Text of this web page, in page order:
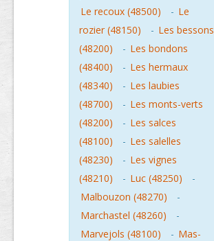
Le recoux (48500)
- Le
rozier (48150)
- Les bessons
(48200)
- Les bondons
(48400)
- Les hermaux
(48340)
- Les laubies
(48700)
- Les monts-verts
(48200)
- Les salces
(48100)
- Les salelles
(48230)
- Les vignes
(48210)
- Luc (48250)
-
Malbouzon (48270)
-
Marchastel (48260)
-
Marvejols (48100)
- Mas-